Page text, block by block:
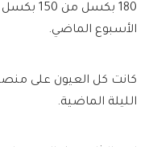
180
الأسبوع الماضي.
كانت كل العيون على
الليلة الماضية.